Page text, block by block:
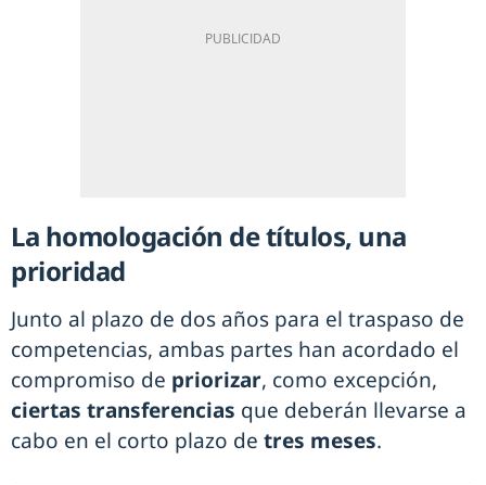
La homologación de títulos, una
prioridad
Junto al plazo de dos años para el traspaso de
competencias, ambas partes han acordado el
compromiso de priorizar, como excepción,
ciertas transferencias que deberán llevarse a
cabo en el corto plazo de tres meses.